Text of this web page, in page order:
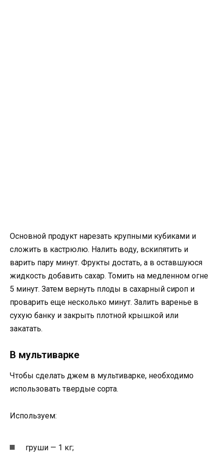
Основной продукт нарезать крупными кубиками и
сложить в кастрюлю. Налить воду, вскипятить и
варить пару минут. Фрукты достать, а в оставшуюся
жидкость добавить сахар. Томить на медленном огне
5 минут. Затем вернуть плоды в сахарный сироп и
проварить еще несколько минут. Залить варенье в
сухую банку и закрыть плотной крышкой или
закатать.
В мультиварке
Чтобы сделать джем в мультиварке, необходимо
использовать твердые сорта.
Используем:
груши — 1 кг;